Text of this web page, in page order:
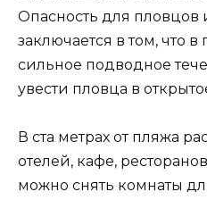
Опасность для пловцов
заключается в том, что в
сильное подводное
увести пловца в
В ста метрах от пляжа
отелей, кафе,
можно снять комнаты